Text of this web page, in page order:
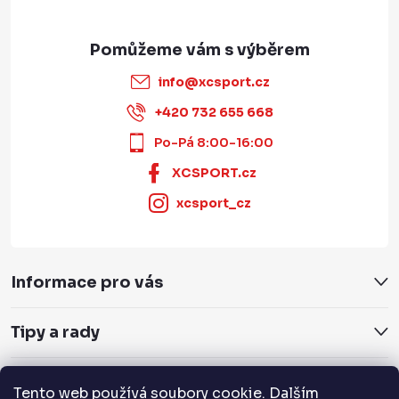
Tento web používá soubory cookie. Dalším
info@xcsport.cz
+420 732 655 668
Po-Pá 8:00-16:00
XCSPORT.cz
xcsport_cz
Informace pro vás
Tipy a rady
Servis a služby